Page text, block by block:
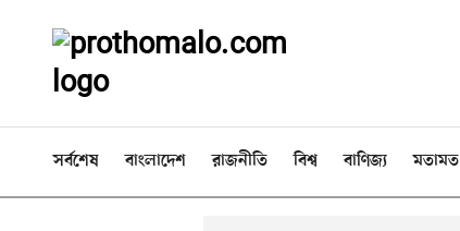
সর্বশেষ বাংলাদেশ রাজনীতি বিশ্ব বাণিজ্য মতামত